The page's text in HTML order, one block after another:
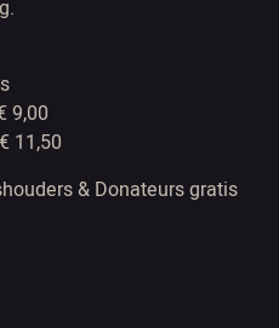
9,00
11,50
& Donateurs gratis